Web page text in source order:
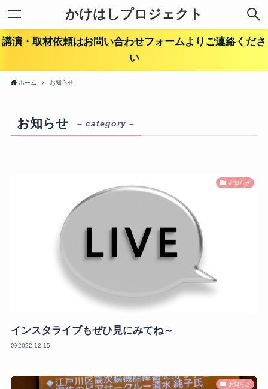
かけはしプロジェクト
講演・取材依頼はお問い合わせフォームよりご連絡くださ
い
ホーム お知らせ
お知らせ – category –
お知らせ
インスタライブもぜひ見にみてね～
2022.12.15
お知らせ